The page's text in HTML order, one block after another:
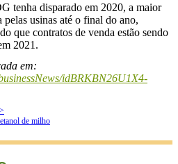
tenha disparado em 2020, a maior
usinas até o final do ano,
que contratos de venda estão sendo
2021.
em:
idBRKBN26U1X4-
etanol de milho